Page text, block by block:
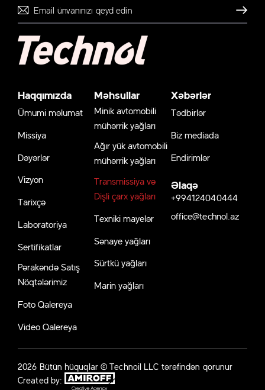
Göndər
Haqqımızda
Ümumi məlumat
Missiya
Dəyərlər
Vizyon
Tarixçə
Laboratoriya
Sertifikatlar
Pərakəndə Satış
Nöqtələrimiz
Foto Qalereya
Video Qalereya
Məhsullar
Minik avtomobili
mühərrik yağları
Ağır yük avtomobili
mühərrik yağları
Transmissiya və
Dişli çarx yağları
Texniki mayelər
Sənaye yağları
Sürtkü yağları
Marin yağları
Xəbərlər
Tədbirlər
Biz mediada
Endirimlər
Əlaqə
+994124040444
office@technol.az
2026 Bütün hüquqlar © Technoil LLC tərəfindən qorunur
Created by: